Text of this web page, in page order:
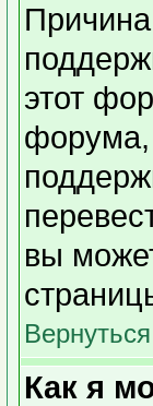
этот
форума,
вы
Как я